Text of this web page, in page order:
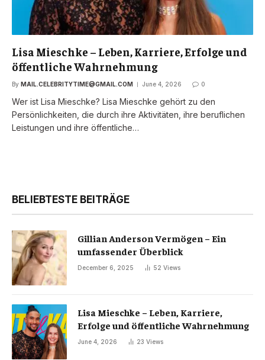
Lisa Mieschke – Leben, Karriere, Erfolge und
öffentliche Wahrnehmung
By MAIL.CELEBRITYTIME@GMAIL.COM June 4, 2026 0
Wer ist Lisa Mieschke? Lisa Mieschke gehört zu den
Persönlichkeiten, die durch ihre Aktivitäten, ihre beruflichen
Leistungen und ihre öffentliche…
BELIEBTESTE BEITRÄGE
Gillian Anderson Vermögen – Ein
umfassender Überblick
December 6, 2025 52 Views
Lisa Mieschke – Leben, Karriere,
Erfolge und öffentliche Wahrnehmung
June 4, 2026 23 Views